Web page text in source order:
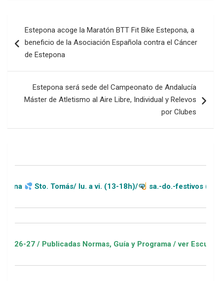
de
entradas
Estepona acoge la Maratón BTT Fit Bike Estepona, a
beneficio de la Asociación Española contra el Cáncer
de Estepona
Estepona será sede del Campeonato de Andalucía
Máster de Atletismo al Aire Libre, Individual y Relevos
por Clubes
Tomás/ lu. a vi. (13-18h)/ sa.-do.-festivos (11-20h)
Publicadas Normas, Guía y Programa / ver Escuelas